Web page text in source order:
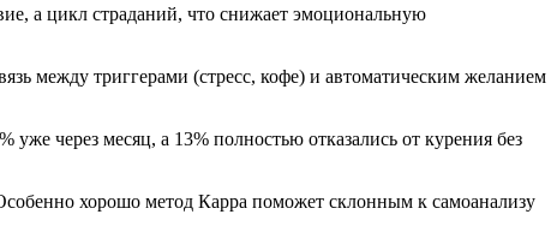
а цикл страданий, что снижает эмоциональную
между триггерами (стресс, кофе) и автоматическим желанием
уже через месяц, а 13% полностью отказались от курения без
хорошо метод Карра поможет склонным к самоанализу